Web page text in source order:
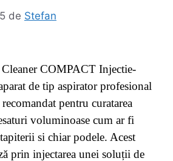
de Stefan
COMPACT Injectie-
de tip aspirator profesional
pentru curatarea
voluminoase cum ar fi
si chiar podele. Acest
prin injectarea unei soluții de